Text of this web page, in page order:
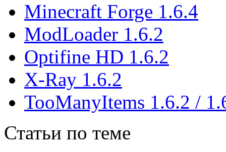
Minecraft Forge 1.6.4
ModLoader 1.6.2
Optifine HD 1.6.2
X-Ray 1.6.2
TooManyItems 1.6.2 /
Статьи по теме